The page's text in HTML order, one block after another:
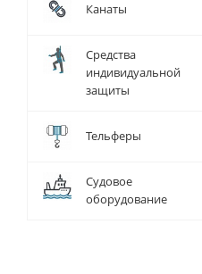
Канаты
Средства
индивидуальной
защиты
Тельферы
Судовое
оборудование